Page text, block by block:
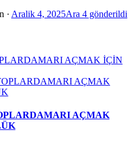
· Aralik 4, 2025Ara 4 gönderildi
AÇMAK İÇİN
AÇMAK